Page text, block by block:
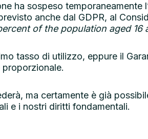
ha sospeso
anche dal GDPR, al
of the population aged
tasso di utilizzo, eppure il
proporzionale.
ma certamente è già
e i nostri diritti fondamentali.